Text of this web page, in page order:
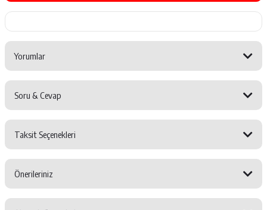
Yorumlar
Yorum Yaz
Soru & Cevap
Soru Sor
Taksit Seçenekleri
Önerileriniz